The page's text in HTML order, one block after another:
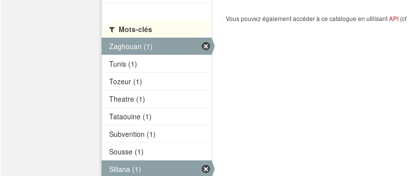
Vous pouvez également accéder à ce catalogue en utilisantAPI (cf
Mots-clés
Zaghouan (1)
Tunis (1)
Tozeur (1)
Theatre (1)
Tataouine (1)
Subvention (1)
Sousse (1)
Siliana (1)